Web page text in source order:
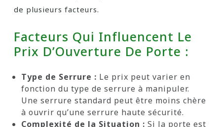
de plusieurs facteurs.
Facteurs Qui Influencent Le
Prix D’Ouverture De Porte :
Type de Serrure : Le prix peut varier en
fonction du type de serrure à manipuler.
Une serrure standard peut être moins chère
à ouvrir qu’une serrure haute sécurité.
Complexité de la Situation : Si la porte est